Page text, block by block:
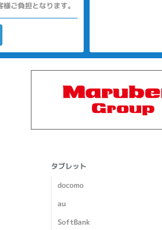
ご負担となります。
タブレット
docomo
au
SoftBank